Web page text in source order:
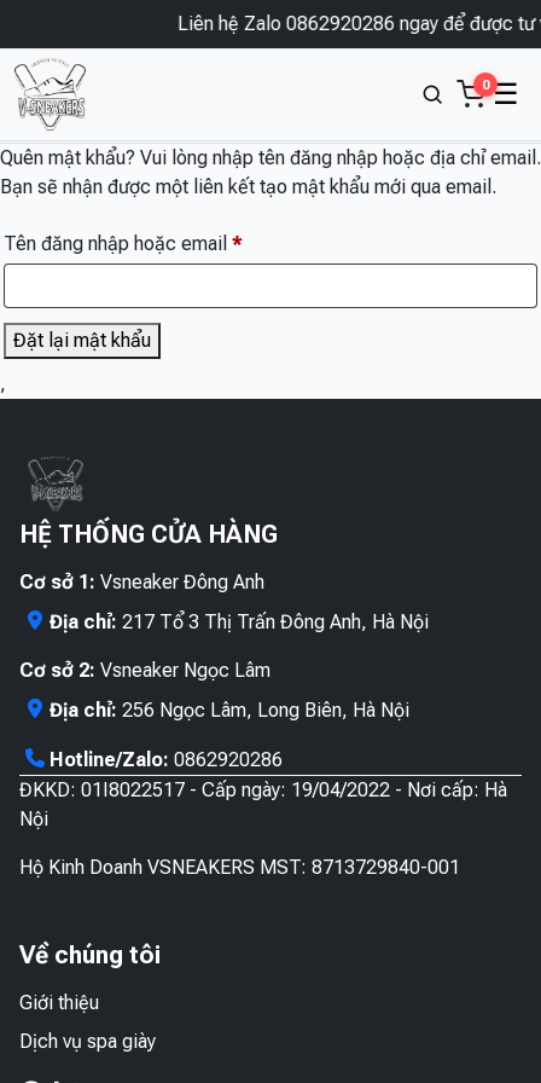
Liên hệ Zalo 0862920286 ngay để được tư
0 ☰
Quên mật khẩu? Vui lòng nhập tên đăng nhập hoặc địa chỉ email.
Bạn sẽ nhận được một liên kết tạo mật khẩu mới qua email.
Tên đăng nhập hoặc email *Bắt
Đặt lại mật khẩu
,
HỆ THỐNG CỬA HÀNG
Cơ sở 1: Vsneaker Đông Anh
Địa chỉ: 217 Tổ 3 Thị Trấn Đông Anh, Hà Nội
Cơ sở 2: Vsneaker Ngọc Lâm
Địa chỉ: 256 Ngọc Lâm, Long Biên, Hà Nội
Hotline/Zalo: 0862920286
ĐKKD: 01I8022517 - Cấp ngày: 19/04/2022 - Nơi cấp: Hà
Nội
Hộ Kinh Doanh VSNEAKERS MST: 8713729840-001
Về chúng tôi
Giới thiệu
Dịch vụ spa giày